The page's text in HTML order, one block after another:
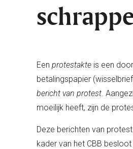
Een protestakte is een
betalingspapier
bericht van protest.
moeilijk heeft, zijn de
Deze berichten van
kader van het CBB